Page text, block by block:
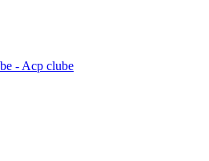
- Acp clube